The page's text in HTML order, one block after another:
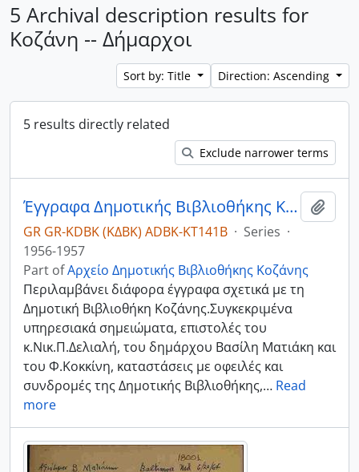
5 Archival description results for
Κοζάνη -- Δήμαρχοι
Sort by: Title Direction: Ascending
5 results directly related
Exclude narrower terms
Έγγραφα Δημοτικής Βιβλιοθήκης Κοζάνης 195-1957.
GR GR-KDBK (ΚΔΒΚ) ADBK-ΚΤ141Β · Series ·
1956-1957
Part ofΑρχείο Δημοτικής Βιβλιοθήκης Κοζάνης
Περιλαμβάνει διάφορα έγγραφα σχετικά με τη
Δημοτική Βιβλιοθήκη Κοζάνης.Συγκεκριμένα
υπηρεσιακά σημειώματα, επιστολές του
κ.Νικ.Π.Δελιαλή, του δημάρχου Βασίλη Ματιάκη και
του Φ.Κοκκίνη, καταστάσεις με οφειλές και
συνδρομές της Δημοτικής Βιβλιοθήκης,… Read
more